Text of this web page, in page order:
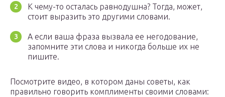
К чему-то осталась равнодушна? Тогда, может,
стоит выразить это другими словами.
А если ваша фраза вызвала ее негодование,
запомните эти слова и никогда больше их не
пишите.
Посмотрите видео, в котором даны советы, как
правильно говорить комплименты своими словами: